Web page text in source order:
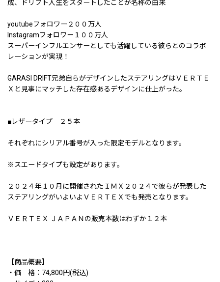
成、ドリフト人生をスタートしたことが名称の由来
youtubeフォロワー２００万人
Instagramフォロワー１００万人
スーパーインフルエンサーとしても活躍している彼らとのコラボ
レーションが実現！
GARASI DRIFT兄弟自らがデザインしたステアリングはＶＥＲＴＥ
Ｘと見事にマッチした存在感あるデザインに仕上がった。
■レザータイプ ２５本
それぞれにシリアル番号が入った限定モデルとなります。
※スエードタイプも設定があります。
２０２４年１０月に開催されたＩＭＸ２０２４で彼らが発表した
ステアリングがいよいよＶＥＲＴＥＸでも発売となります。
ＶＥＲＴＥＸ ＪＡＰＡＮの販売本数はわずか１２本
【商品概要】
・価 格：74,800円(税込)